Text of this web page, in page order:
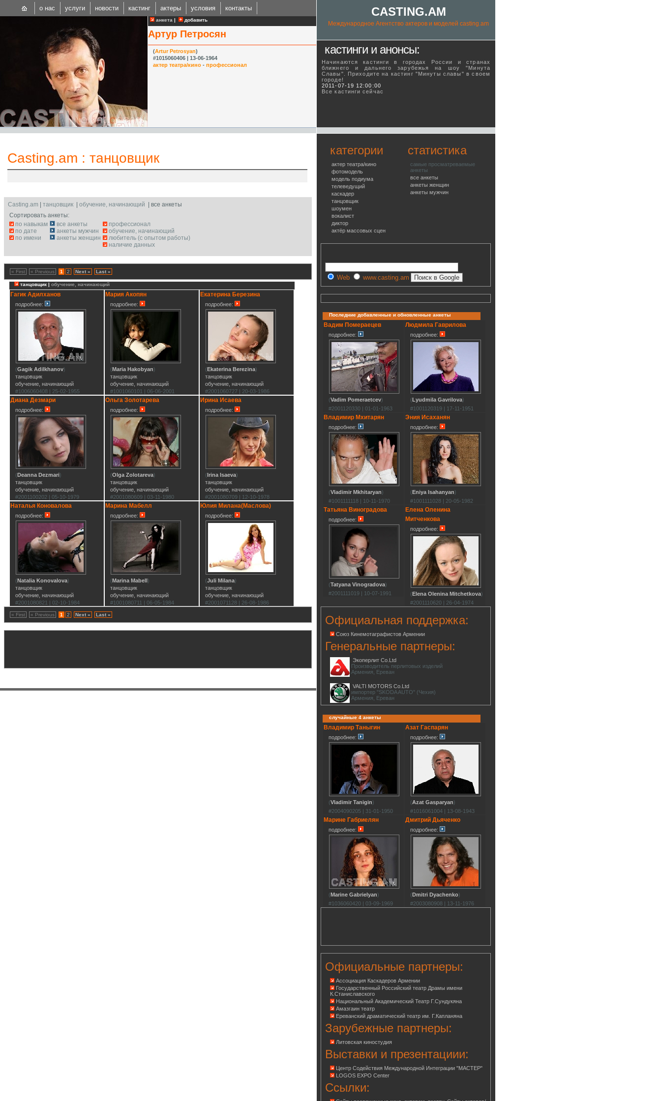
анкета | добавить
Артур Петросян
(Artur Petrosyan)
#1015060406 | 13-06-1964
актер театра/кино - профессионал
Casting.am : танцовщик
Casting.am танцовщик обучение, начинающий | все анкеты
Сортировать анкеты:
по навыкам
по дате
по имени
все анкеты
анкеты мужчин
анкеты женщин
профессионал
обучение, начинающий
любитель (с опытом работы)
наличие данных
« First « Previous 1 2 Next » Last »
танцовщик | обучение, начинающий
Гагик Адилханов
подробнее:
(Gagik Adilkhanov)
танцовщик
обучение, начинающий
#1006060408 | 25-02-1955
Мария Акопян
подробнее:
(Maria Hakobyan)
танцовщик
обучение, начинающий
#1001060101 | 06-06-2001
Екатерина Березина
подробнее:
(Ekaterina Berezina)
танцовщик
обучение, начинающий
#2001060727 | 20-03-1986
Диана Дезмари
подробнее:
(Deanna Dezmari)
танцовщик
обучение, начинающий
#2001100202 | 05-10-1979
Ольга Золотарева
подробнее:
(Olga Zolotareva)
танцовщик
обучение, начинающий
#2001080609 | 03-11-1980
Ирина Исаева
подробнее:
(Irina Isaeva)
танцовщик
обучение, начинающий
#2001080709 | 12-10-1978
Наталья Коновалова
подробнее:
(Natalia Konovalova)
танцовщик
обучение, начинающий
#2001080821 | 02-10-1984
Марина Мабелл
подробнее:
(Marina Mabell)
танцовщик
обучение, начинающий
#1001080711 | 06-05-1984
Юлия Милана(Маслова)
подробнее:
(Juli Milana)
танцовщик
обучение, начинающий
#2001071128 | 26-08-1986
« First « Previous 1 2 Next » Last »
о нас услуги новости кастинг актеры условия контакты CASTING.AM
Международное Агентство актеров и моделей casting.am
кастинги и анонсы:
Начинаются кастинги в городах России и странах
ближнего и дальнего зарубежья на шоу "Минута
Славы". Приходите на кастинг "Минуты славы" в своeм
городе!
2011-07-19 12:00:00
Все кастинги сейчас
категории
актер театра/кино
фотомодель
модель подиума
телеведущий
каскадер
танцовщик
шоумен
вокалист
диктор
актёр массовых сцен
статистика
самые просматреваемые
анкеты
все анкеты
анкеты женщин
анкеты мужчин
Web www.casting.am
Последние добавленные и обновленные анкеты
Вадим Помераецев
подробнее:
(Vadim Pomeraetcev)
#2001120330 | 01-01-1963
Людмила Гаврилова
подробнее:
(Lyudmila Gavrilova)
#1001120319 | 17-11-1951
Владимир Мхитарян
подробнее:
(Vladimir Mkhitaryan)
#1001111118 | 10-11-1970
Эния Исаханян
подробнее:
(Eniya Isahanyan)
#1001111028 | 20-05-1982
Татьяна Виноградова
подробнее:
(Tatyana Vinogradova)
#2001111019 | 10-07-1991
Елена Оленина
Митченкова
подробнее:
(Elena Olenina Mitchetkova)
#2001110620 | 26-04-1974
Официальная поддержка:
Союз Кинемотаграфистов Армении
Генеральные партнеры:
Экоперлит Co.Ltd
Производитель перлитовых изделий
Армения, Ереван
VALTI MOTORS Co.Ltd
импортер "SKODA AUTO" (Чехия)
Армения, Ереван
случайные 4 анкеты
Владимир Таныгин
подробнее:
(Vladimir Tanigin)
#2004090205 | 31-01-1950
Азат Гаспарян
подробнее:
(Azat Gasparyan)
#1016061004 | 13-08-1943
Марине Габриелян
подробнее:
(Marine Gabrielyan)
#1036060420 | 03-09-1969
Дмитрий Дьяченко
подробнее:
(Dmitri Dyachenko)
#2003080908 | 13-11-1976
Официальные партнеры:
Ассоциация Каскадеров Армении
Государственный Российский театр Драмы имени
К.Станиславского
Национальный Академический Театр Г.Сундукяна
Амазгаин театр
Ереванский драматический театр им. Г.Капланяна
Зарубежные партнеры:
Литовская киностудия
Выставки и презентациии:
Центр Содействия Международной Интеграции "МАСТЕР"
LOGOS EXPO Center
Ссылки: